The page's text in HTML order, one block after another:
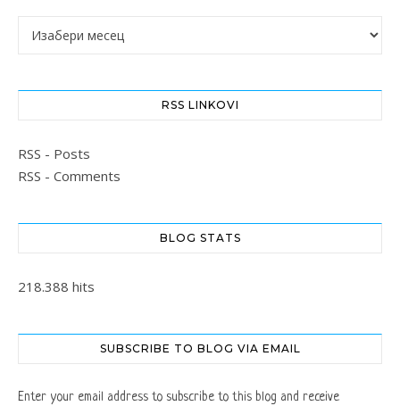
Архиве
RSS LINKOVI
RSS - Posts
RSS - Comments
BLOG STATS
218.388 hits
SUBSCRIBE TO BLOG VIA EMAIL
Enter your email address to subscribe to this blog and receive